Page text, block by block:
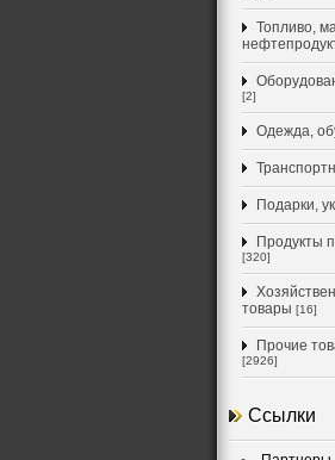
Топливо,
[2]
Одежда,
Подарки,
Продукты
[320]
товары [16]
Прочие
[2926]
Ссылки